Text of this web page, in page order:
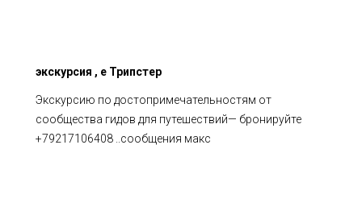
экскурсия , е Трипстер
Экскурсию по достопримечательностям от
сообщества гидов для путешествий— бронируйте
+79217106408 ..сообщения макс